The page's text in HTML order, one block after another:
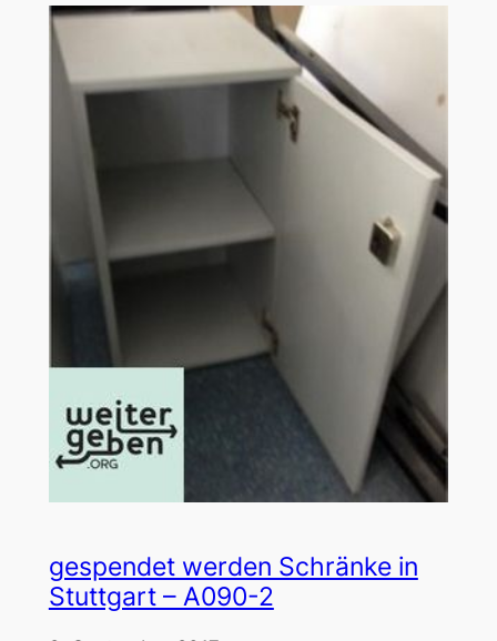
gespendet werden Schränke in
Stuttgart – A090-2